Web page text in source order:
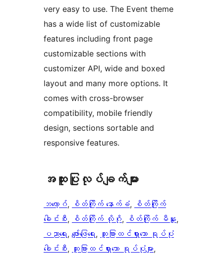
very easy to use. The Event theme
has a wide list of customizable
features including front page
customizable sections with
customizer API, wide and boxed
layout and many more options. It
comes with cross-browser
compatibility, mobile friendly
design, sections sortable and
responsive features.
အ​ထူး​ပြု​လုပ်​ချက်​များ
ဘလော့ဂ်, စိတ်ကြိုက် နောက်ခံ,
စိတ်ကြိုက်
ခေါင်းစီး, စိတ်ကြိုက် လိုဂို, စိတ်ကြိုက် မီနူး
ပညာရေး, ဖျော်ဖြေရေး, ထူးခြားထင်ရှားသော ရုပ်ပုံ
ခေါင်းစီး, ထူးခြားထင်ရှားသော ရုပ်ပုံများ